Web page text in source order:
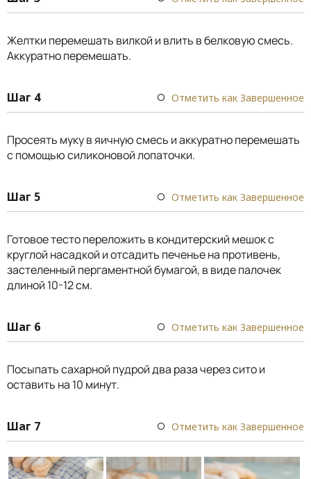
Желтки перемешать вилкой и влить в белковую смесь.
Аккуратно перемешать.
Шаг 4 Отметить как Завершенное
Просеять муку в яичную смесь и аккуратно перемешать
с помощью силиконовой лопаточки.
Шаг 5 Отметить как Завершенное
Готовое тесто переложить в кондитерский мешок с
круглой насадкой и отсадить печенье на противень,
застеленный пергаментной бумагой, в виде палочек
длиной 10-12 см.
Шаг 6 Отметить как Завершенное
Посыпать сахарной пудрой два раза через сито и
оставить на 10 минут.
Шаг 7 Отметить как Завершенное